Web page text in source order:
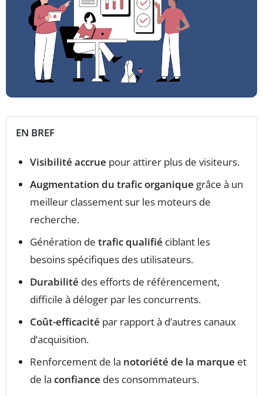
EN BREF
Visibilité accrue pour attirer plus de visiteurs.
Augmentation du trafic organique grâce à un
meilleur classement sur les moteurs de
recherche.
Génération de trafic qualifié ciblant les
besoins spécifiques des utilisateurs.
Durabilité des efforts de référencement,
difficile à déloger par les concurrents.
Coût-efficacité par rapport à d’autres canaux
d’acquisition.
Renforcement de la notoriété de la marque et
de la confiance des consommateurs.